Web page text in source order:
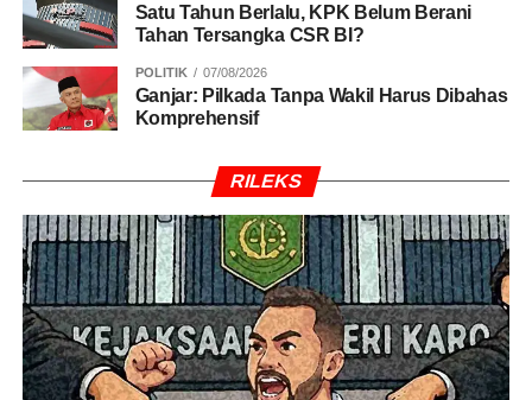
Satu Tahun Berlalu, KPK Belum Berani
Tahan Tersangka CSR BI?
POLITIK 07/08/2026
Ganjar: Pilkada Tanpa Wakil Harus Dibahas
Komprehensif
RILEKS